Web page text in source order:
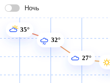
Ночь
35°
32°
27°